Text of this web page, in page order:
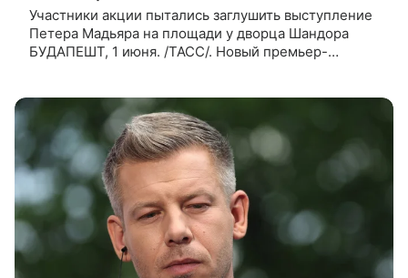
Участники акции пытались заглушить выступление
Петера Мадьяра на площади у дворца Шандора
БУДАПЕШТ, 1 июня. /ТАСС/. Новый премьер-